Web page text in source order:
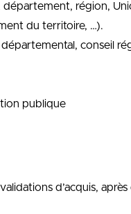
région,
du territoire, …).
conseil
publique
d’acquis,